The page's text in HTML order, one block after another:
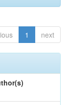
1 next